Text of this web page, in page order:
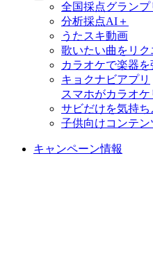
全国採点グランプ
分析採点AI＋
うたスキ動画
歌いたい曲をリク
カラオケで楽器を
キョクナビアプリ
スマホがカラオケ
サビだけを気持ち
子供向けコンテン
キャンペーン情報